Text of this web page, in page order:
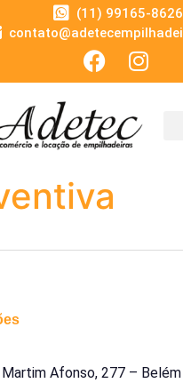
(11) 99165-8626
Martim Afonso, 277 –